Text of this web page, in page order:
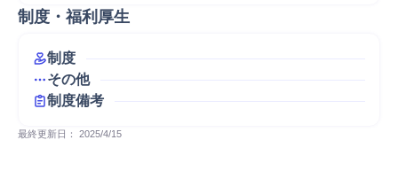
制度・福利厚生
制度
その他
制度備考
最終更新日： 2025/4/15